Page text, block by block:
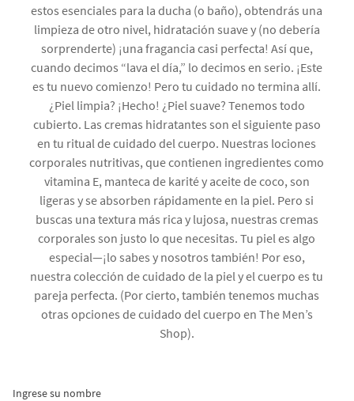
estos esenciales para la ducha (o baño), obtendrás una
limpieza de otro nivel, hidratación suave y (no debería
sorprenderte) ¡una fragancia casi perfecta! Así que,
cuando decimos “lava el día,” lo decimos en serio. ¡Este
es tu nuevo comienzo! Pero tu cuidado no termina allí.
¿Piel limpia? ¡Hecho! ¿Piel suave? Tenemos todo
cubierto. Las cremas hidratantes son el siguiente paso
en tu ritual de cuidado del cuerpo. Nuestras lociones
corporales nutritivas, que contienen ingredientes como
vitamina E, manteca de karité y aceite de coco, son
ligeras y se absorben rápidamente en la piel. Pero si
buscas una textura más rica y lujosa, nuestras cremas
corporales son justo lo que necesitas. Tu piel es algo
especial—¡lo sabes y nosotros también! Por eso,
nuestra colección de cuidado de la piel y el cuerpo es tu
pareja perfecta. (Por cierto, también tenemos muchas
otras opciones de cuidado del cuerpo en The Men’s
Shop).
Ingrese su nombre